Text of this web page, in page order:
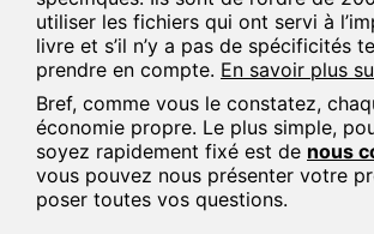
utiliser les fichiers qui ont servi à
livre et s’il n’y a pas de spécificités
prendre en compte. En savoir plus
Bref, comme vous le constatez,
économie propre. Le plus simple,
soyez rapidement fixé est de nous
vous pouvez nous présenter votre
poser toutes vos questions.